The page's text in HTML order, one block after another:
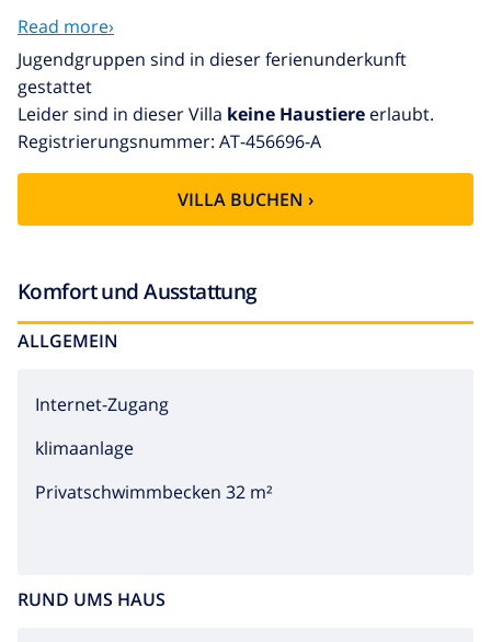
Die Offene Küche mit Ceranfeld ist ausgestattet mit
Kühlschrank, Mikrowelle, Backofen, Gefrierschrank,
Waschmaschine, Spülmaschine, Geschirr/Besteck,
Kochutensilien, Kaffeemaschine und Toaster.
Read more›
Jugendgruppen sind in dieser ferienunderkunft
gestattet
Leider sind in dieser Villa keine Haustiere erlaubt.
Registrierungsnummer: AT-456696-A
VILLA BUCHEN ›
Komfort und Ausstattung
ALLGEMEIN
Internet-Zugang
klimaanlage
Privatschwimmbecken 32 m²
RUND UMS HAUS